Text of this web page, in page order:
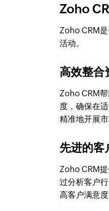
Zoho
Zoho CRM
活动。
高效整合
Zoho CRM
度，确保在
精准地开展市
先进的客
Zoho CRM
过分析客户
高客户满意度